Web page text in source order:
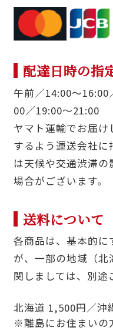
配達日時の指
午前／14:00〜
00／19:00〜21:00
ヤマト運輸でお届け
するよう運送会社
は天候や交通渋滞
場合がございます。
送料について
各商品は、基本的に
が、一部の地域（
関しましては、別途
北海道 1,500円／沖
※離島にお住まいの